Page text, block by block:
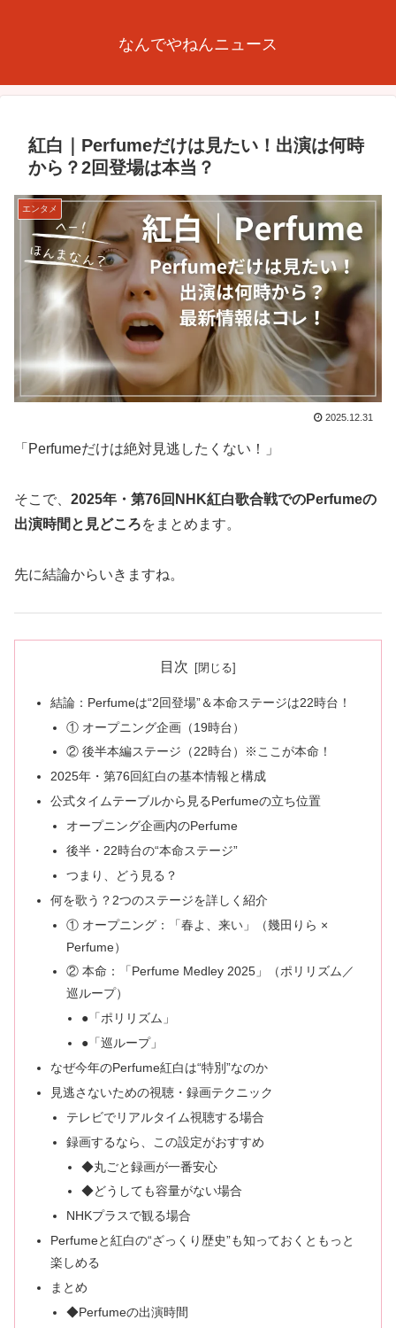
なんでやねんニュース
紅白｜Perfumeだけは見たい！出演は何時
から？2回登場は本当？
エンタメ
2025.12.31
「Perfumeだけは絶対見逃したくない！」
そこで、 2025年・第76回NHK紅白歌合戦でのPerfumeの
出演時間と見どころをまとめます。
先に結論からいきますね。
目次
結論：Perfumeは“2回登場”＆本命ステージは22時台！
① オープニング企画（19時台）
② 後半本編ステージ（22時台）※ここが本命！
2025年・第76回紅白の基本情報と構成
公式タイムテーブルから見るPerfumeの立ち位置
オープニング企画内のPerfume
後半・22時台の“本命ステージ”
つまり、どう見る？
何を歌う？2つのステージを詳しく紹介
① オープニング：「春よ、来い」（幾田りら ×
Perfume）
② 本命：「Perfume Medley 2025」（ポリリズム／
巡ループ）
●「ポリリズム」
●「巡ループ」
なぜ今年のPerfume紅白は“特別”なのか
見逃さないための視聴・録画テクニック
テレビでリアルタイム視聴する場合
録画するなら、この設定がおすすめ
◆丸ごと録画が一番安心
◆どうしても容量がない場合
NHKプラスで観る場合
Perfumeと紅白の“ざっくり歴史”も知っておくともっと
楽しめる
まとめ
◆Perfumeの出演時間